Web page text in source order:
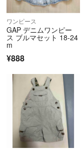
ワンピース
GAP デニムワンピー
ス ブルマセット 18-24
m
¥888